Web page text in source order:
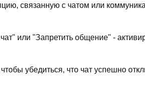
связанную с чатом или
или "Запретить общение" -
убедиться, что чат успешно